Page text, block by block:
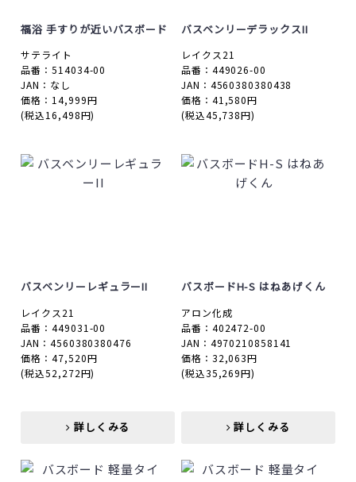
福浴 手すりが近いバスボード
サテライト
品番：514034-00
JAN：なし
価格：14,999円
(税込16,498円)
詳しくみる
バスベンリーデラックスII
レイクス21
品番：449026-00
JAN：4560380380438
価格：41,580円
(税込45,738円)
詳しくみる
バスベンリーレギュラーII
レイクス21
品番：449031-00
JAN：4560380380476
価格：47,520円
(税込52,272円)
詳しくみる
バスボードH-S はねあげくん
アロン化成
品番：402472-00
JAN：4970210858141
価格：32,063円
(税込35,269円)
詳しくみる